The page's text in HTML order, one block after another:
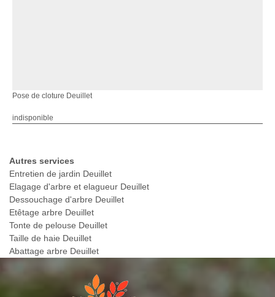
Pose de cloture Deuillet
indisponible
Autres services
Entretien de jardin Deuillet
Elagage d'arbre et elagueur Deuillet
Dessouchage d'arbre Deuillet
Etêtage arbre Deuillet
Tonte de pelouse Deuillet
Taille de haie Deuillet
Abattage arbre Deuillet